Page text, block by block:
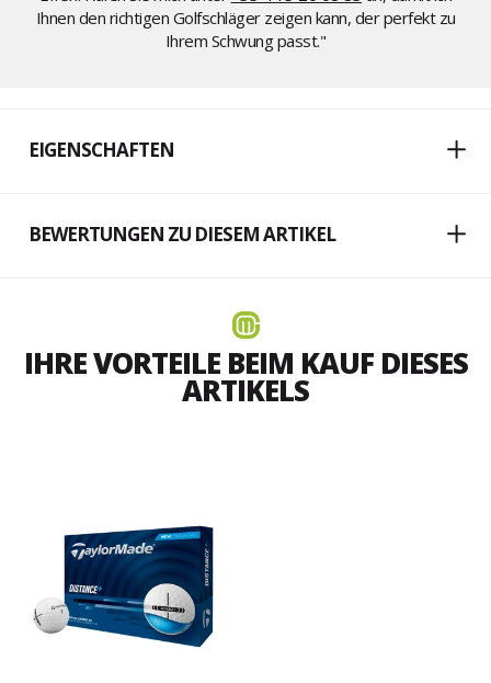
Ihnen den richtigen Golfschläger zeigen kann, der perfekt zu
Ihrem Schwung passt."
EIGENSCHAFTEN
BEWERTUNGEN ZU DIESEM ARTIKEL
IHRE VORTEILE BEIM KAUF DIESES
ARTIKELS